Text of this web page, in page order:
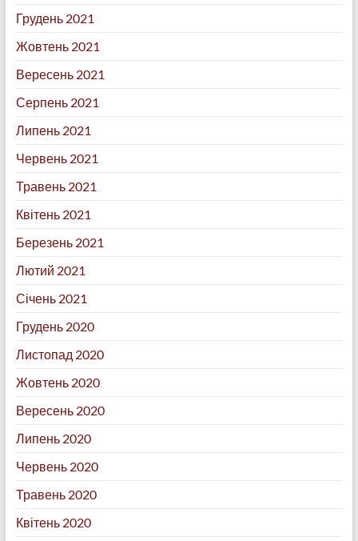
Грудень 2021
Жовтень 2021
Вересень 2021
Серпень 2021
Липень 2021
Червень 2021
Травень 2021
Квітень 2021
Березень 2021
Лютий 2021
Січень 2021
Грудень 2020
Листопад 2020
Жовтень 2020
Вересень 2020
Липень 2020
Червень 2020
Травень 2020
Квітень 2020